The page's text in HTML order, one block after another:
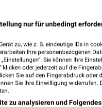
Umgebung
08 Sa 09So 10
nur für unbedingt
zu, wie z. B. eindeutige IDs in
Ihre personenbezogenen
Sie können Ihre
oder jederzeit auf die
Sie auf den Fingerabdruck oder
Sie Ihre Einwilligung widerrufen.
zu analysieren und